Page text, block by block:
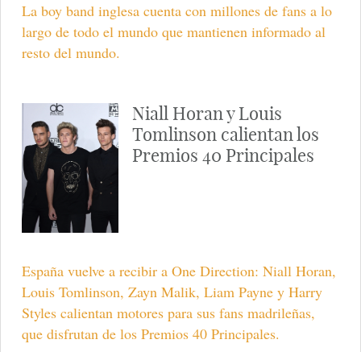
La boy band inglesa cuenta con millones de fans a lo
largo de todo el mundo que mantienen informado al
resto del mundo.
Niall Horan y Louis
Tomlinson calientan los
Premios 40 Principales
España vuelve a recibir a One Direction: Niall Horan,
Louis Tomlinson, Zayn Malik, Liam Payne y Harry
Styles calientan motores para sus fans madrileñas,
que disfrutan de los Premios 40 Principales.